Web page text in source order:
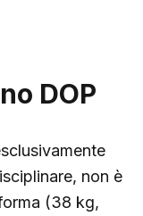
DOP
non è
(38 kg,